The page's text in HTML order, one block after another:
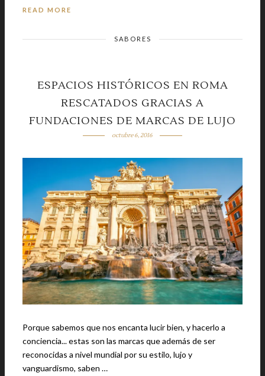
READ MORE
SABORES
ESPACIOS HISTÓRICOS EN ROMA
RESCATADOS GRACIAS A
FUNDACIONES DE MARCAS DE LUJO
octubre 6, 2016
Porque sabemos que nos encanta lucir bien, y hacerlo a
conciencia... estas son las marcas que además de ser
reconocidas a nivel mundial por su estilo, lujo y
vanguardismo, saben …